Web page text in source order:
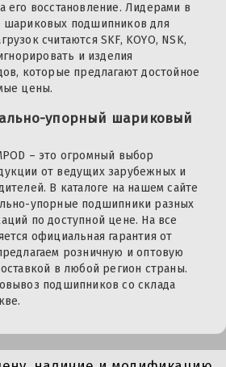
его восстановление. Лидерами в
шариковых подшипников для
считаются SKF, KOYO, NSK,
и изделия
которые предлагают достойное
цены.
упорный шариковый
– это огромный выбор
от ведущих зарубежных и
В каталоге на нашем сайте
упорные подшипники разных
по доступной цене. На все
официальная гарантия от
розничную и оптовую
в любой регион страны.
подшипников со склада